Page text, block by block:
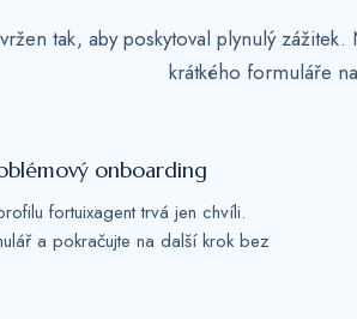
tak, aby poskytoval plynulý
krátkého formuláře
onboarding
fortuixagent trvá jen chvíli.
a pokračujte na další krok bez